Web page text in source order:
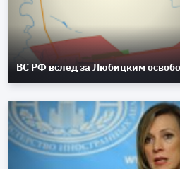
ВС РФ вслед за Любицким